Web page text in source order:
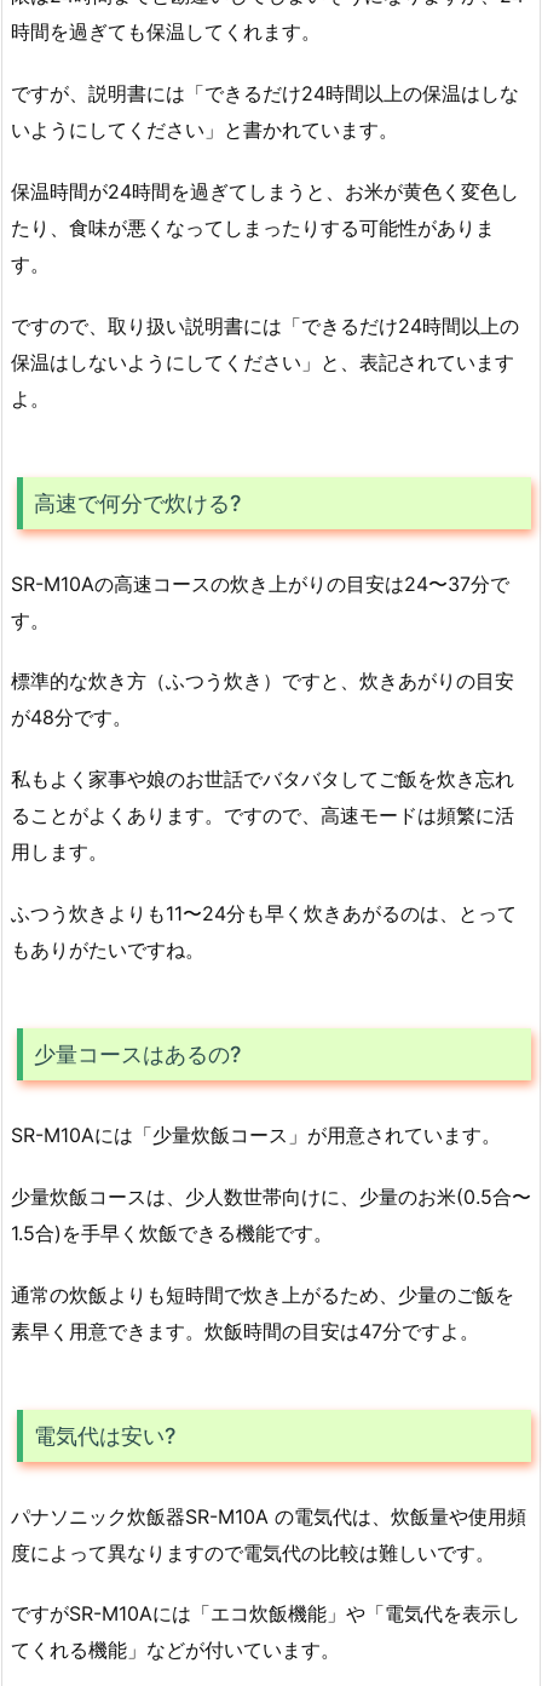
時間を過ぎても保温してくれます。
ですが、説明書には「できるだけ24時間以上の保温はしな
いようにしてください」と書かれています。
保温時間が24時間を過ぎてしまうと、お米が黄色く変色し
たり、食味が悪くなってしまったりする可能性がありま
す。
ですので、取り扱い説明書には「できるだけ24時間以上の
保温はしないようにしてください」と、表記されています
よ。
高速で何分で炊ける?
SR-M10Aの高速コースの炊き上がりの目安は24〜37分で
す。
標準的な炊き方（ふつう炊き）ですと、炊きあがりの目安
が48分です。
私もよく家事や娘のお世話でバタバタしてご飯を炊き忘れ
ることがよくあります。ですので、高速モードは頻繁に活
用します。
ふつう炊きよりも11〜24分も早く炊きあがるのは、とって
もありがたいですね。
少量コースはあるの?
SR-M10Aには「少量炊飯コース」が用意されています。
少量炊飯コースは、少人数世帯向けに、少量のお米(0.5合〜
1.5合)を手早く炊飯できる機能です。
通常の炊飯よりも短時間で炊き上がるため、少量のご飯を
素早く用意できます。炊飯時間の目安は47分ですよ。
電気代は安い?
パナソニック炊飯器SR-M10A の電気代は、炊飯量や使用頻
度によって異なりますので電気代の比較は難しいです。
ですがSR-M10Aには「エコ炊飯機能」や「電気代を表示し
てくれる機能」などが付いています。